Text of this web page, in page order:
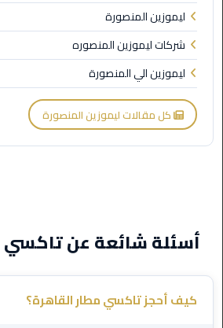
ليموزين
مطار
برج
العرب
ليموزين
المطار
مطار
العلمين
توصيل
ليموزين المنصورة
شركات ليموزين المنصوره
ليموزين الي المنصورة
كل مقالات ليموزين المنصورة
أسئلة شائعة عن تاكسي
كيف أحجز تاكسي مطار القاهرة؟